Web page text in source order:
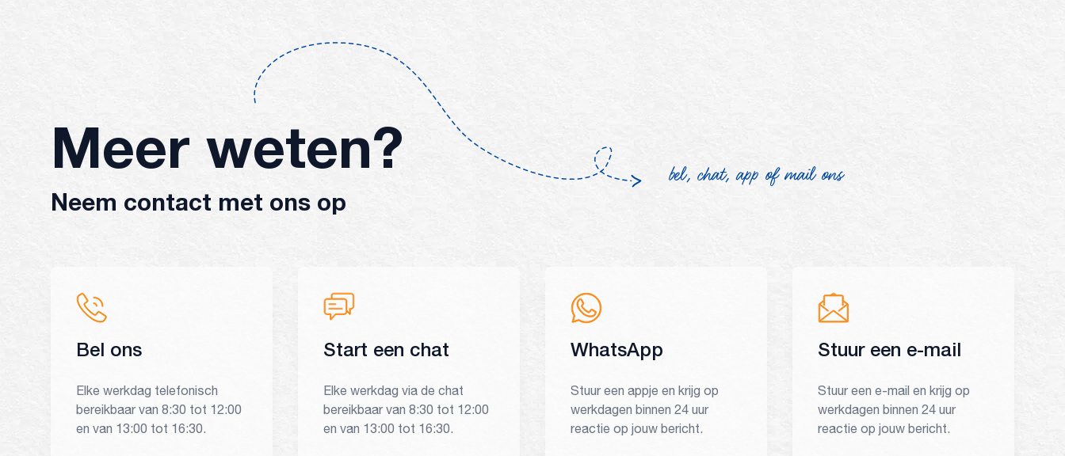
Meer weten?
Neem contact met ons op
bel, chat, app of mail ons
Bel ons
Elke werkdag telefonisch
bereikbaar van 8:30 tot 12:00
en van 13:00 tot 16:30.
Start een chat
Elke werkdag via de chat
bereikbaar van 8:30 tot 12:00
en van 13:00 tot 16:30.
WhatsApp
Stuur een appje en krijg op
werkdagen binnen 24 uur
reactie op jouw bericht.
Stuur een e-mail
Stuur een e-mail en krijg op
werkdagen binnen 24 uur
reactie op jouw bericht.